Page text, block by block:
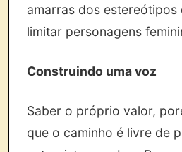
amarras dos estereótipos
limitar personagens
Construindo uma voz
Saber o próprio valor,
que o caminho é livre de